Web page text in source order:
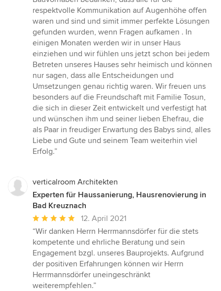
respektvolle Kommunikation auf Augenhöhe offen
waren und sind und simit immer perfekte Lösungen
gefunden wurden, wenn Fragen aufkamen . In
einigen Monaten werden wir in unser Haus
einziehen und wir fühlen uns jetzt schon bei jedem
Betreten unseres Hauses sehr heimisch und können
nur sagen, dass alle Entscheidungen und
Umsetzungen genau richtig waren. Wir freuen uns
besonders auf die Freundschaft mit Familie Tosun,
die sich in dieser Zeit entwickelt und verfestigt hat
und wünschen ihm und seiner lieben Ehefrau, die
als Paar in freudiger Erwartung des Babys sind, alles
Liebe und Gute und seinem Team weiterhin viel
Erfolg.”
verticalroom Architekten
Experten für Haussanierung, Hausrenovierung in
Bad Kreuznach
Durchschnittliche
Bewertung:
5
von
5
Sternen
12. April 2021
“Wir danken Herrn Herrmannsdörfer für die stets
kompetente und ehrliche Beratung und sein
Engagement bzgl. unseres Bauprojekts. Aufgrund
der positiven Erfahrungen können wir Herrn
Herrmannsdörfer uneingeschränkt
weiterempfehlen.”